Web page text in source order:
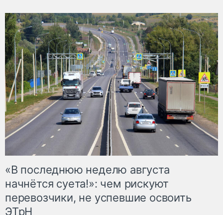
«В последнюю неделю августа
начнётся суета!»: чем рискуют
перевозчики, не успевшие освоить
ЭТрН